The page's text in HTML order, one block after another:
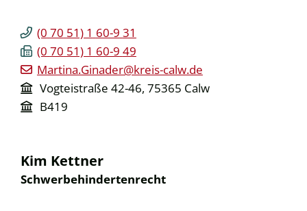
(0 70 51) 1 60-9 31
(0 70 51) 1 60-9 49
Martina.Ginader@kreis-calw.de
Vogteistraße 42-46, 75365 Calw
B419
Kim Kettner
Schwerbehindertenrecht